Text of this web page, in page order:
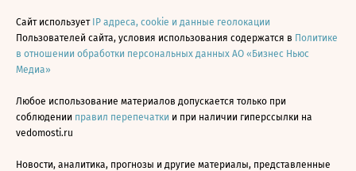
Сайт использует IP адреса, cookie и данные геолокации
Пользователей сайта, условия использования содержатся в Политике
в отношении обработки персональных данных АО «Бизнес Ньюс
Медиа»
Любое использование материалов допускается только при
соблюдении правил перепечатки и при наличии гиперссылки на
vedomosti.ru
Новости, аналитика, прогнозы и другие материалы, представленные